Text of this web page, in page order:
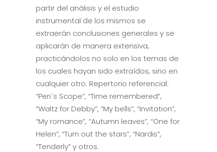
partir del análisis y el estudio
instrumental de los mismos se
extraerán conclusiones generales y se
aplicarán de manera extensiva,
practicándolos no solo en los temas de
los cuales hayan sido extraídos, sino en
cualquier otro. Repertorio referencial:
“Peri´s Scope”, “Time remembered”,
“Waltz for Debby”, “My bells”, “Invitation”,
“My romance”, “Autumn leaves”, “One for
Helen”, “Turn out the stars”, “Nardis”,
“Tenderly” y otros.